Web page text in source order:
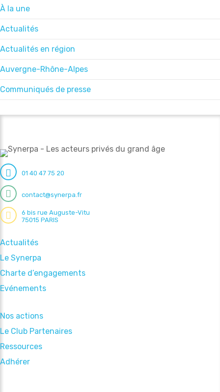
À la une
Actualités
Actualités en région
Auvergne-Rhône-Alpes
Communiqués de presse
01 40 47 75 20
contact@synerpa.fr
6 bis rue Auguste-Vitu
75015 PARIS
Actualités
Le Synerpa
Charte d’engagements
Evénements
Nos actions
Le Club Partenaires
Ressources
Adhérer